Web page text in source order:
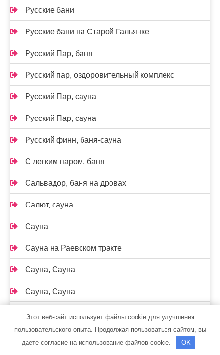
Русские бани
Русские бани на Старой Гальянке
Русский Пар, баня
Русский пар, оздоровительный комплекс
Русский Пар, сауна
Русский Пар, сауна
Русский финн, баня-сауна
С легким паром, баня
Сальвадор, баня на дровах
Салют, сауна
Сауна
Сауна на Раевском тракте
Сауна, Сауна
Сауна, Сауна
Сауна, Сауна
Саунов, сауна
Этот веб-сайт использует файлы cookie для улучшения
пользовательского опыта. Продолжая пользоваться сайтом, вы
даете согласие на использование файлов cookie.
OK